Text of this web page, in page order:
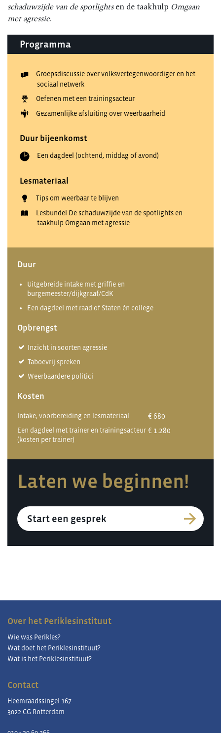
schaduwzijde van de spotlightsen de taakhulp Omgaan
met agressie.
Programma
Groepsdiscussie over volksvertegenwoordiger en het
sociaal netwerk
Oefenen met een trainingsacteur
Gezamenlijke afsluiting over weerbaarheid
Duur bijeenkomst
Een dagdeel (ochtend, middag of avond)
Lesmateriaal
Tips om weerbaar te blijven
Lesbundel De schaduwzijde van de spotlights en
taakhulp Omgaan met agressie
Duur
Uitgebreide intake met griffie en
burgemeester/dijkgraaf/CdK
Een dagdeel met raad of Staten én college
Opbrengst
Inzicht in soorten agressie
Taboevrij spreken
Weerbaardere politici
Kosten
Intake, voorbereiding en lesmateriaal € 680
Een dagdeel met trainer en trainingsacteur
(kosten per trainer)
€ 1.280
Laten we beginnen!
Start een gesprek
Over het Periklesinstituut
Wie was Perikles?
Wat doet het Periklesinstituut?
Wat is het Periklesinstituut?
Contact
Heemraadssingel 167
3022 CG Rotterdam